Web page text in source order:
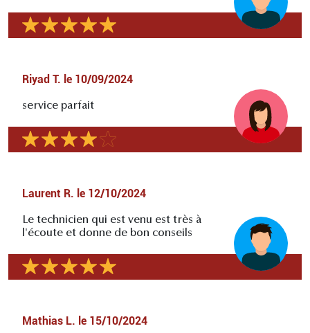
Riyad T. le 10/09/2024
service parfait
Laurent R. le 12/10/2024
Le technicien qui est venu est très à
l'écoute et donne de bon conseils
Mathias L. le 15/10/2024